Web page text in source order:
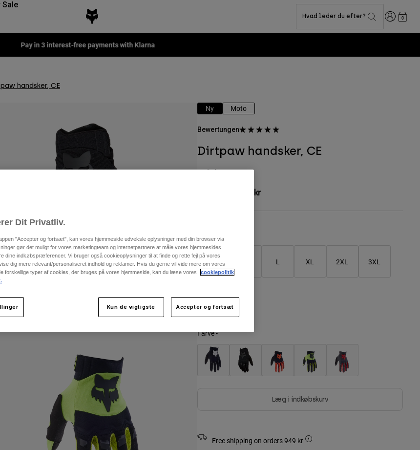
Sale
Hvad leder du efter? Logon0
Pay in 3 interest-free payments with Klarna
handsker, CE
Ny Moto
Bewertungen
Dirtpaw handsker, CE
Artikelnr.31326
349 kr
S L XL 2XL 3XL
Farve -
Læg i indkøbskurv
Free shipping on orders 949 kr
Dit Privatliv.
"Accepter og fortsæt", kan vores hjemmeside udveksle oplysninger med din browser via
gør det muligt for vores marketingteam og internetpartnere at måle vores hjemmesides
dine indkøbspræferencer. Vi bruger også cookieoplysninger til at finde og rette fejl på vores
dig mere relevant/personaliseret indhold og reklamer. Hvis du gerne vil vide mere om vores
forskellige typer af cookies, der bruges på vores hjemmeside, kan du læse vores
cookiepolitik
Kun de vigtigste Accepter og fortsæt